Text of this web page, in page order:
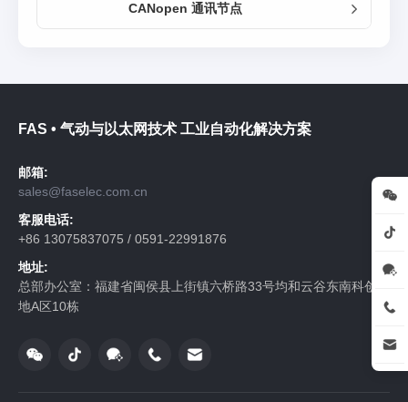
CANopen 通讯节点
FAS • 气动与以太网技术 工业自动化解决方案
邮箱:
sales@faselec.com.cn
客服电话:
+86 13075837075 / 0591-22991876
地址:
总部办公室：福建省闽侯县上街镇六桥路33号均和云谷东南科创基
地A区10栋